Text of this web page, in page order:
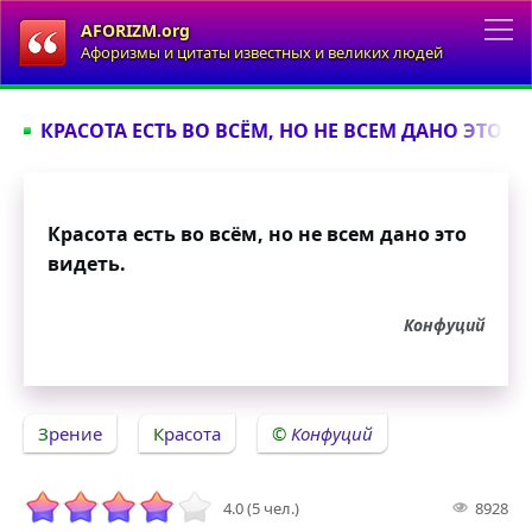
AFORIZM.org
Афоризмы и цитаты известных и великих людей
КРАСОТА ЕСТЬ ВО ВСЁМ, НО НЕ ВСЕМ ДАНО ЭТО
Красота есть во всём, но не всем дано это
видеть.
Конфуций
Зрение Красота Конфуций
4.0 (5 чел.) 8928